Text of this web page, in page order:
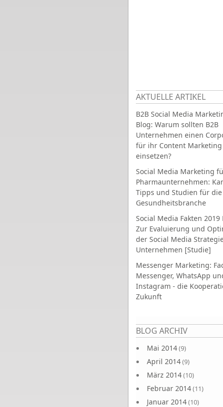
AKTUELLE ARTIKEL
B2B Social Media
Blog: Warum sollten B2B
Unternehmen einen
für ihr Content Marketing
einsetzen?
Social Media Marketing
Pharmaunternehmen:
Tipps und Studien für die
Gesundheitsbranche
Social Media Fakten 2019
Zur Evaluierung und
der Social Media
Unternehmen [Studie]
Messenger Marketing:
Messenger, WhatsApp
Instagram - die
Zukunft
BLOG ARCHIV
Mai 2014(9)
April 2014(9)
März 2014(10)
Februar 2014(11)
Januar 2014(10)
Seiten